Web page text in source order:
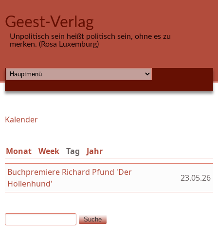
Geest-Verlag
Unpolitisch sein heißt politisch sein, ohne es zu
merken. (Rosa Luxemburg)
HAUPTMENÜ
Sie sind hier
Kalender
Monat Week Tag (aktiver Reiter)
Jahr
Buchpremiere Richard Pfund 'Der
Höllenhund'
23.05.26
Suchformular
Suche